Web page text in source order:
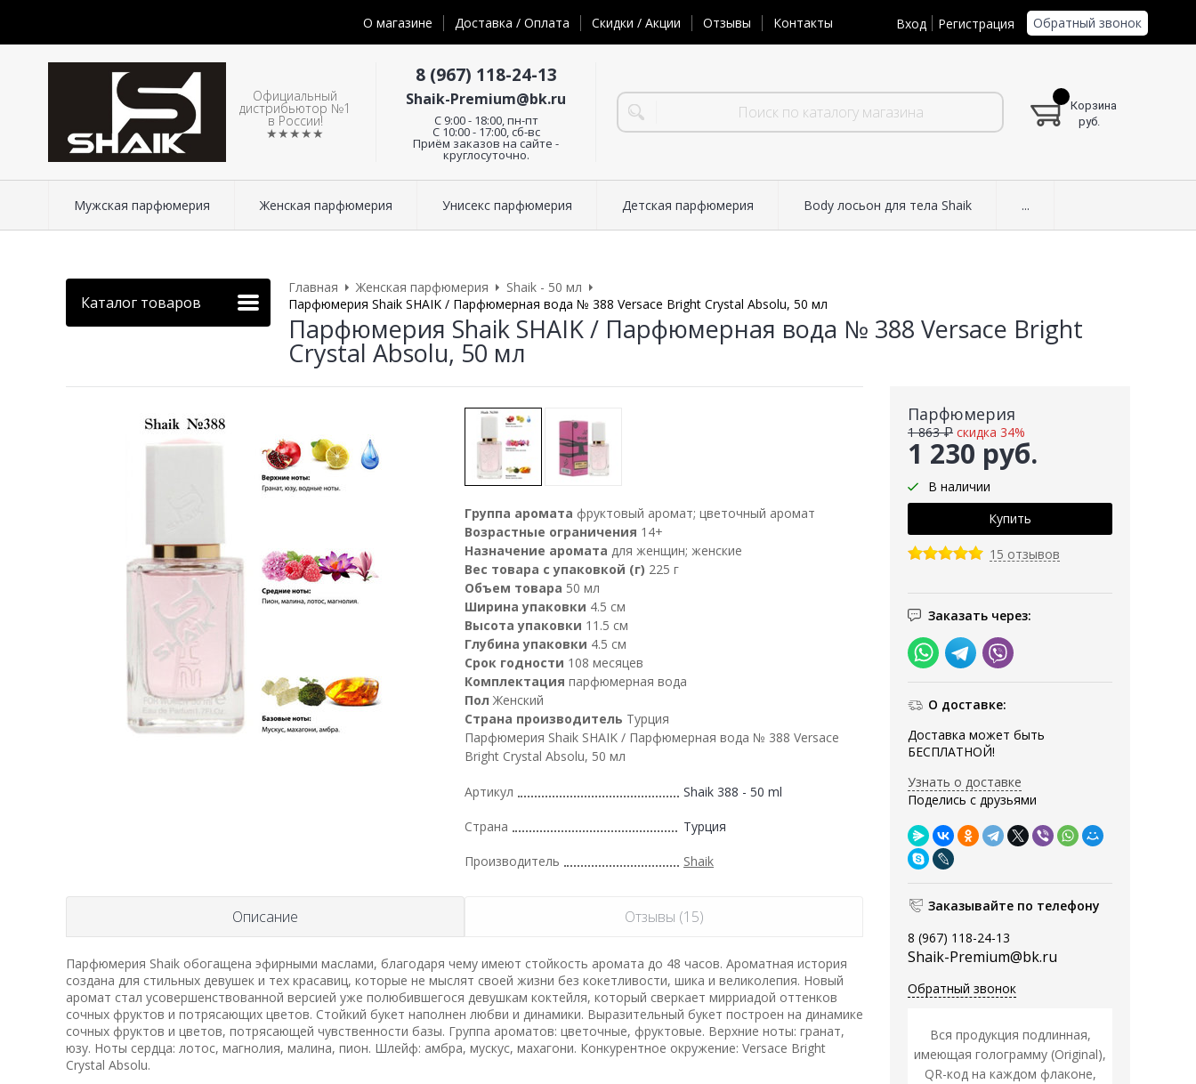
О магазине Доставка / Оплата Скидки / Акции Отзывы Контакты Вход Регистрация Обратный звонок
Официальный
дистрибьютор №1
в России!
★★★★★
8 (967) 118-24-13
Shaik-Premium@bk.ru
C 9:00 - 18:00, пн-пт
С 10:00 - 17:00, сб-вс
Приём заказов на сайте -
круглосуточно.
Корзина
руб.
Мужская парфюмерия Женская парфюмерия Унисекс парфюмерия Детская парфюмерия Body лосьон для тела Shaik ...
Каталог товаров
Главная Женская парфюмерия
Shaik - 50 мл
Парфюмерия Shaik SHAIK / Парфюмерная вода № 388 Versace Bright Crystal Absolu, 50 мл
Парфюмерия Shaik SHAIK / Парфюмерная вода № 388 Versace Bright
Crystal Absolu, 50 мл
Парфюмерия
1 230 руб.
1 863 ₽ скидка 34%
В наличии
15 отзывов
Заказать через:
О доставке:
Доставка может быть
БЕСПЛАТНОЙ!
Узнать о доставке
Поделись с друзьями
Заказывайте по телефону
8 (967) 118-24-13
Shaik-Premium@bk.ru
Обратный звонок
Вся продукция подлинная,
имеющая голограмму (Original),
QR-код на каждом флаконе,
Группа аромата фруктовый аромат; цветочный аромат
Возрастные ограничения 14+
Назначение аромата для женщин; женские
Вес товара с упаковкой (г) 225 г
Объем товара 50 мл
Ширина упаковки 4.5 см
Высота упаковки 11.5 см
Глубина упаковки 4.5 см
Срок годности 108 месяцев
Комплектация парфюмерная вода
Пол Женский
Страна производитель Турция
Парфюмерия Shaik SHAIK / Парфюмерная вода № 388 Versace
Bright Crystal Absolu, 50 мл
Артикул Shaik 388 - 50 ml
Страна Турция
Производитель Shaik
Описание Отзывы (15)
Парфюмерия Shaik обогащена эфирными маслами, благодаря чему имеют стойкость аромата до 48 часов. Ароматная история
создана для стильных девушек и тех красавиц, которые не мыслят своей жизни без кокетливости, шика и великолепия. Новый
аромат стал усовершенствованной версией уже полюбившегося девушкам коктейля, который сверкает мирриадой оттенков
сочных фруктов и потрясающих цветов. Стойкий букет наполнен любви и динамики. Выразительный букет построен на динамике
сочных фруктов и цветов, потрясающей чувственности базы. Группа ароматов: цветочные, фруктовые. Верхние ноты: гранат,
юзу. Ноты сердца: лотос, магнолия, малина, пион. Шлейф: амбра, мускус, махагони. Конкурентное окружение: Versace Bright
Crystal Absolu.